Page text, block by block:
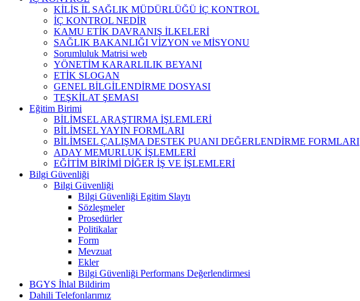
KİLİS İL SAĞLIK MÜDÜRLÜĞÜ İÇ KONTROL
İÇ KONTROL NEDİR
KAMU ETİK DAVRANIŞ İLKELERİ
SAĞLIK BAKANLIĞI VİZYON ve MİSYONU
Sorumluluk Matrisi web
YÖNETİM KARARLILIK BEYANI
ETİK SLOGAN
GENEL BİLGİLENDİRME DOSYASI
TEŞKİLAT ŞEMASI
Eğitim Birimi
BİLİMSEL ARAŞTIRMA İŞLEMLERİ
BİLİMSEL YAYIN FORMLARI
BİLİMSEL ÇALIŞMA DESTEK PUANI DEĞERLENDİRME FORMLARI
ADAY MEMURLUK İŞLEMLERİ
EĞİTİM BİRİMİ DİĞER İŞ VE İŞLEMLERİ
Bilgi Güvenliği
Bilgi Güvenliği
Bilgi Güvenliği Egitim Slaytı
Sözleşmeler
Prosedürler
Politikalar
Form
Mevzuat
Ekler
Bilgi Güvenliği Performans Değerlendirmesi
BGYS İhlal Bildirim
Dahili Telefonlarımız